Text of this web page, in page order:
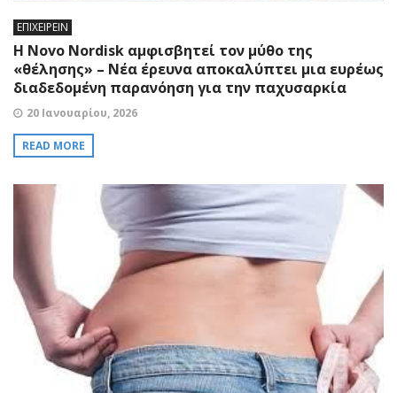
ΕΠΙΧΕΙΡΕΙΝ
Η Novo Nordisk αμφισβητεί τον μύθο της
«θέλησης» – Nέα έρευνα αποκαλύπτει μια ευρέως
διαδεδομένη παρανόηση για την παχυσαρκία
20 Ιανουαρίου, 2026
READ MORE